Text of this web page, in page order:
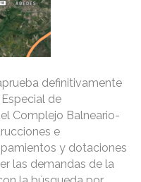
definitivamente
de
Complejo Balneario-
e
y dotaciones
las demandas de la